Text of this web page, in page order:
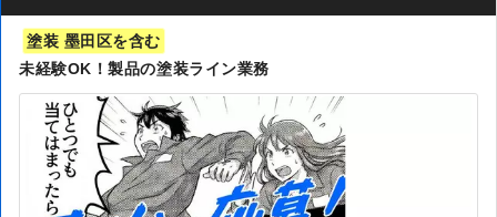
塗装 墨田区を含む
未経験OK！製品の塗装ライン業務